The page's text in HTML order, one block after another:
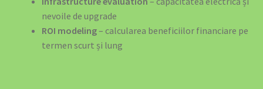
nevoile de upgrade
ROI modeling– calcularea beneficiilor financiare pe
termen scurt și lung